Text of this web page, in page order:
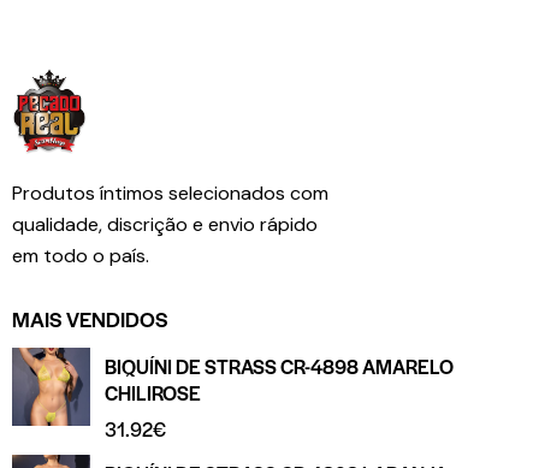
Produtos íntimos selecionados com
qualidade, discrição e envio rápido
em todo o país.
MAIS VENDIDOS
BIQUÍNI DE STRASS CR-4898 AMARELO
CHILIROSE
31.92€